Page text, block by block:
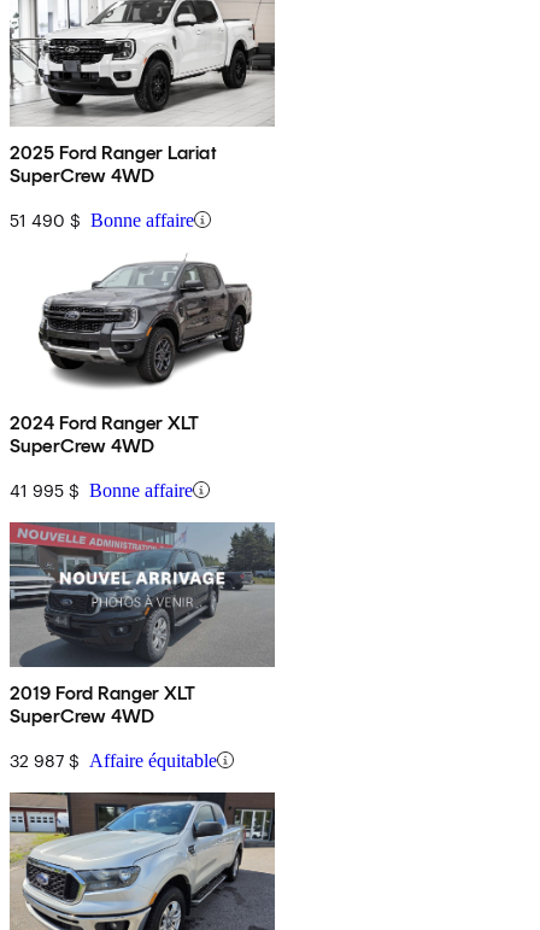
2025 Ford Ranger Lariat
SuperCrew 4WD
51 490 $ Bonne affaire
2024 Ford Ranger XLT
SuperCrew 4WD
41 995 $ Bonne affaire
2019 Ford Ranger XLT
SuperCrew 4WD
32 987 $ Affaire équitable